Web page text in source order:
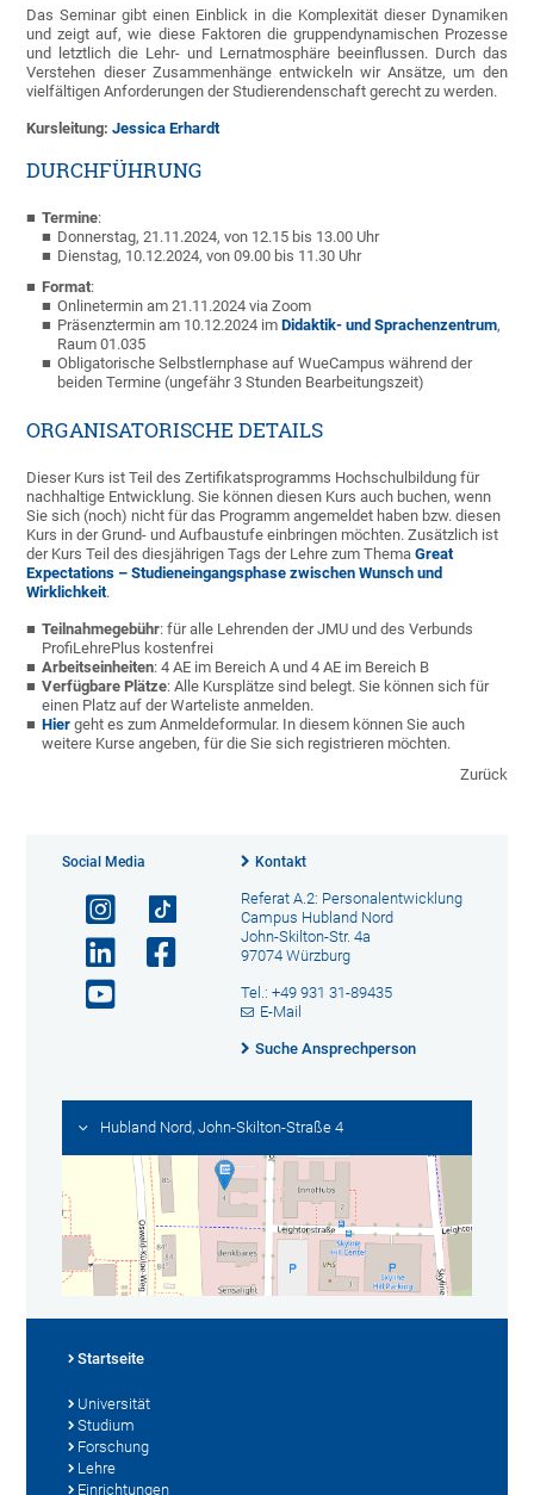
Das Seminar gibt einen Einblick in die Komplexität dieser Dynamiken
und zeigt auf, wie diese Faktoren die gruppendynamischen Prozesse
und letztlich die Lehr- und Lernatmosphäre beeinflussen. Durch das
Verstehen dieser Zusammenhänge entwickeln wir Ansätze, um den
vielfältigen Anforderungen der Studierendenschaft gerecht zu werden.
Kursleitung: Jessica Erhardt
DURCHFÜHRUNG
Termine:
Donnerstag, 21.11.2024, von 12.15 bis 13.00 Uhr
Dienstag, 10.12.2024, von 09.00 bis 11.30 Uhr
Format:
Onlinetermin am 21.11.2024 via Zoom
Präsenztermin am 10.12.2024 imDidaktik- und Sprachenzentrum,
Raum 01.035
ObligatorischeSelbstlernphase auf WueCampus während der
beiden Termine (ungefähr 3 Stunden Bearbeitungszeit)
ORGANISATORISCHE DETAILS
Dieser Kurs ist Teil des Zertifikatsprogramms Hochschulbildung für
nachhaltige Entwicklung. Sie können diesen Kurs auch buchen, wenn
Sie sich (noch) nicht für das Programm angemeldet haben bzw. diesen
Kurs in der Grund- und Aufbaustufe einbringen möchten. Zusätzlich ist
der Kurs Teil des diesjährigen Tags der Lehre zum ThemaGreat
Expectations – Studieneingangsphase zwischen Wunsch und
Wirklichkeit.
Teilnahmegebühr:für alle Lehrenden der JMU und des Verbunds
ProfiLehrePlus kostenfrei
Arbeitseinheiten:4 AE im Bereich A und 4 AE im Bereich B
Verfügbare Plätze: Alle Kursplätze sind belegt. Sie können sich für
einen Platz auf der Warteliste anmelden.
Hiergeht es zum Anmeldeformular. In diesem können Sie auch
weitere Kurse angeben, für die Sie sich registrieren möchten.
Zurück
Social Media Kontakt
Referat A.2: Personalentwicklung
Campus Hubland Nord
John-Skilton-Str. 4a
97074 Würzburg
Tel.: +49 931 31-89435
E-Mail
Suche Ansprechperson
Hubland Nord, John-Skilton-Straße 4
Startseite
Universität
Studium
Forschung
Lehre
Einrichtungen